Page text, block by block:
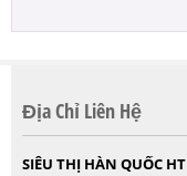
Địa Chỉ Liên Hệ
SIÊU THỊ HÀN QUỐC HT